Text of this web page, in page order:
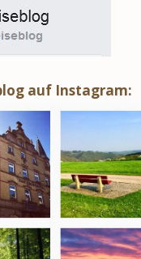
auf Instagram: